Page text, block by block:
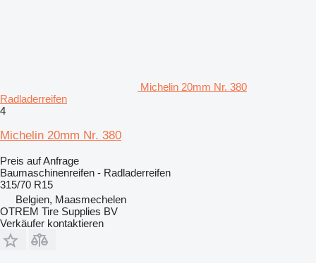
Michelin 20mm Nr. 380
Radladerreifen
4
Michelin 20mm Nr. 380
Preis auf Anfrage
Baumaschinenreifen - Radladerreifen
315/70 R15
Belgien, Maasmechelen
OTREM Tire Supplies BV
Verkäufer kontaktieren